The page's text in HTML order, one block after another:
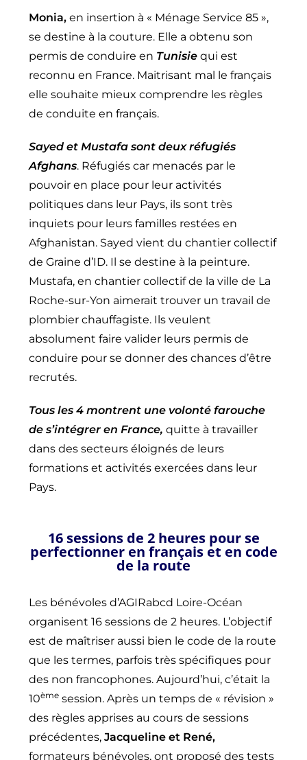
Monia, en insertion à « Ménage Service 85 »,
se destine à la couture. Elle a obtenu son
permis de conduire en Tunisie qui est
reconnu en France. Maitrisant mal le français
elle souhaite mieux comprendre les règles
de conduite en français.
Sayed et Mustafa sont deux réfugiés
Afghans. Réfugiés car menacés par le
pouvoir en place pour leur activités
politiques dans leur Pays, ils sont très
inquiets pour leurs familles restées en
Afghanistan. Sayed vient du chantier collectif
de Graine d’ID. Il se destine à la peinture.
Mustafa, en chantier collectif de la ville de La
Roche-sur-Yon aimerait trouver un travail de
plombier chauffagiste. Ils veulent
absolument faire valider leurs permis de
conduire pour se donner des chances d’être
recrutés.
Tous les 4 montrent une volonté farouche
de s’intégrer en France, quitte à travailler
dans des secteurs éloignés de leurs
formations et activités exercées dans leur
Pays.
16 sessions de 2 heures pour se
perfectionner en français et en code
de la route
Les bénévoles d’AGIRabcd Loire-Océan
organisent 16 sessions de 2 heures. L’objectif
est de maîtriser aussi bien le code de la route
que les termes, parfois très spécifiques pour
des non francophones. Aujourd’hui, c’était la
10ème session. Après un temps de « révision »
des règles apprises au cours de sessions
précédentes,Jacqueline et René,
formateurs bénévoles, ont proposé des tests